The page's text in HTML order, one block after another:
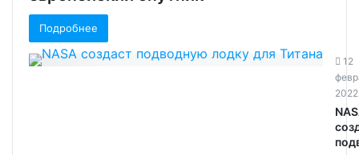
Подробнее
12
2022